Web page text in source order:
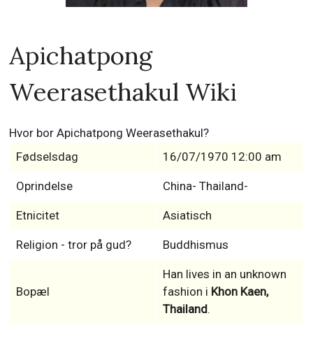
Apichatpong
Weerasethakul Wiki
Hvor bor Apichatpong Weerasethakul?
Fødselsdag
16/07/1970 12:00 am
Oprindelse China- Thailand-
Etnicitet Asiatisch
Religion - tror på gud? Buddhismus
Bopæl
Han lives in an unknown
fashion i Khon Kaen,
Thailand.